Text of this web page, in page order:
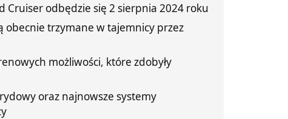
odbędzie się 2 sierpnia 2024 roku
obecnie trzymane w tajemnicy przez
możliwości, które zdobyły
oraz najnowsze systemy